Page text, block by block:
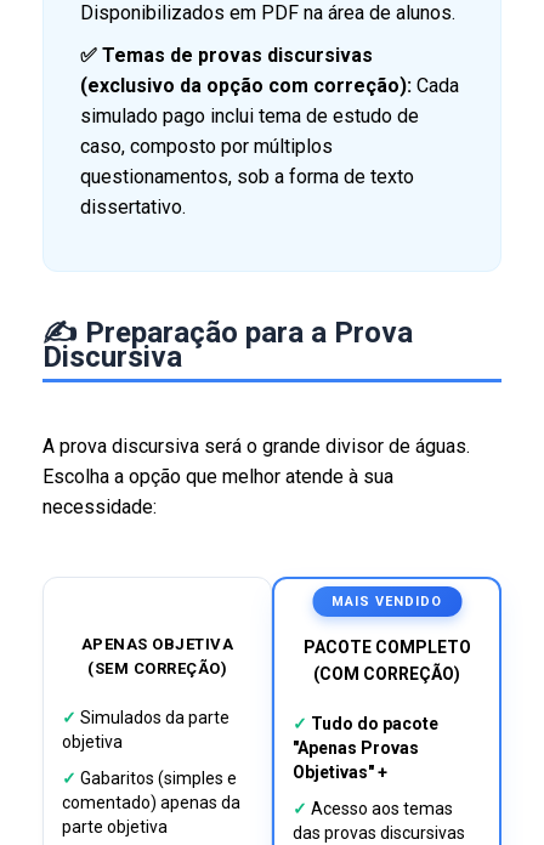
Disponibilizados em PDF na área de alunos.
✅ Temas de provas discursivas
(exclusivo da opção com correção): Cada
simulado pago inclui tema de estudo de
caso, composto por múltiplos
questionamentos, sob a forma de texto
dissertativo.
✍️ Preparação para a Prova
Discursiva
A prova discursiva será o grande divisor de águas.
Escolha a opção que melhor atende à sua
necessidade:
APENAS OBJETIVA
(SEM CORREÇÃO)
✓ Simulados da parte
objetiva
✓ Gabaritos (simples e
comentado) apenas da
parte objetiva
MAIS VENDIDO
PACOTE COMPLETO
(COM CORREÇÃO)
✓ Tudo do pacote
"Apenas Provas
Objetivas" +
✓ Acesso aos temas
das provas discursivas